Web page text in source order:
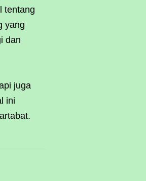
tentang
yang
dan
juga
ini